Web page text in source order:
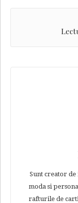
Sunt creator de
moda si
rafturile de carti